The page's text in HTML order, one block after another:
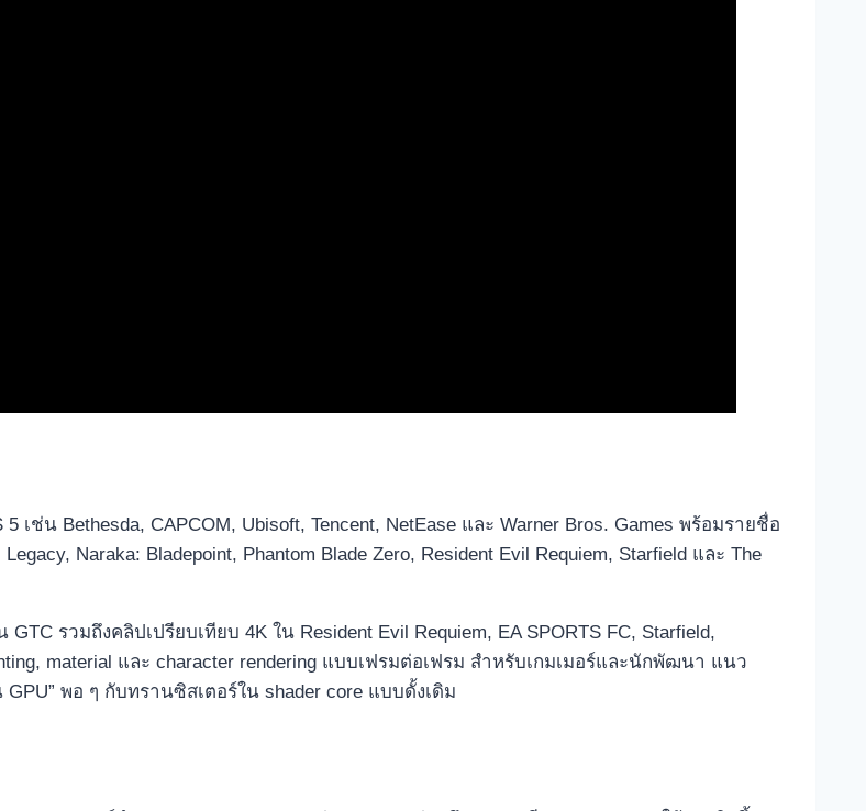
น Bethesda, CAPCOM, Ubisoft, Tencent, NetEase และ Warner Bros. Games พร้อมรายชื่อ
Naraka: Bladepoint, Phantom Blade Zero, Resident Evil Requiem, Starfield และ The
รวมถึงคลิปเปรียบเทียบ 4K ใน Resident Evil Requiem, EA SPORTS FC, Starfield,
material และ character rendering แบบเฟรมต่อเฟรม สำหรับเกมเมอร์และนักพัฒนา แนว
พอ ๆ กับทรานซิสเตอร์ใน shader core แบบดั้งเดิม